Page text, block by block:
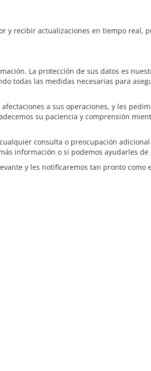
y recibir actualizaciones en tiempo real,
La protección de sus datos es
todas las medidas necesarias para
a sus operaciones, y les
su paciencia y comprensión
consulta o preocupación
información o si podemos ayudarles de
y les notificaremos tan pronto como